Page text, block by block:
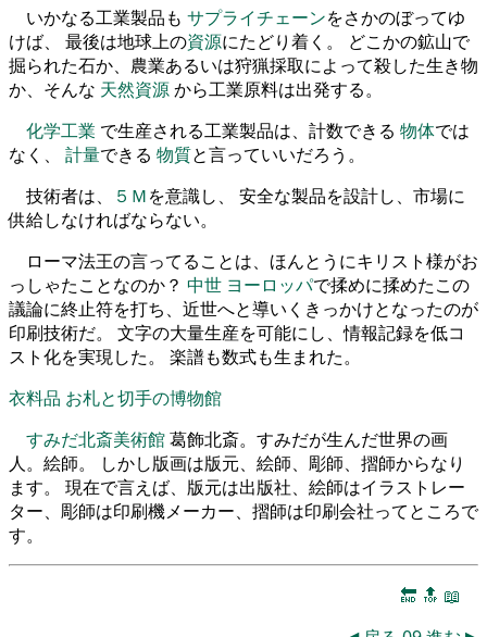
いかなる工業製品も サプライチェーンをさかのぼってゆ
けば、 最後は地球上の資源にたどり着く。 どこかの鉱山で
掘られた石か、農業あるいは狩猟採取によって殺した生き物
か、そんな 天然資源から工業原料は出発する。
化学工業 で生産される工業製品は、計数できる 物体では
なく、 計量できる 物質と言っていいだろう。
技術者は、
５Ｍを意識し、 安全な製品を設計し、市場に
供給しなければならない。
ローマ法王の言ってることは、ほんとうにキリスト様がお
っしゃたことなのか？ 中世 ヨーロッパで揉めに揉めたこの
議論に終止符を打ち、近世へと導いくきっかけとなったのが
印刷技術だ。 文字の大量生産を可能にし、情報記録を低コ
スト化を実現した。 楽譜も数式も生まれた。
衣料品 お札と切手の博物館
すみだ北斎美術館葛飾北斎。すみだが生んだ世界の画
人。絵師。 しかし版画は版元、絵師、彫師、摺師からなり
ます。 現在で言えば、版元は出版社、絵師はイラストレー
ター、彫師は印刷機メーカー、摺師は印刷会社ってところで
す。
🔚 🔝 📖